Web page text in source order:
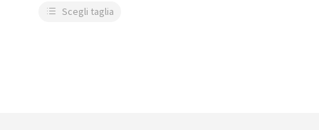
Scegli taglia